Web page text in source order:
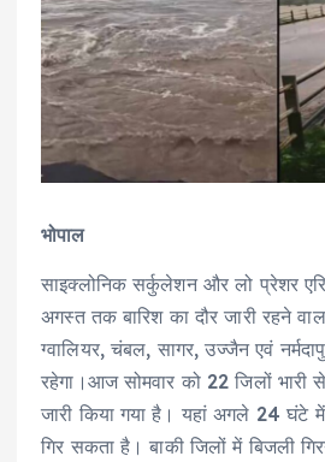
भोपाल
साइक्लोनिक सर्कुलेशन और लो प्रेशर
अगस्त तक बारिश का दौर जारी रहने
ग्वालियर, चंबल, सागर, उज्जैन एवं
रहेगा।आज सोमवार को 22 जिलों भारी
जारी किया गया है। यहां अगले 24 घंटे
गिर सकता है। बाकी जिलों में बिजली